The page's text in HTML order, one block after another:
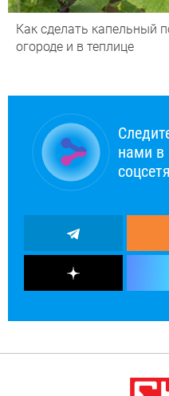
Как сделать капельный
огороде и в теплице
нами в